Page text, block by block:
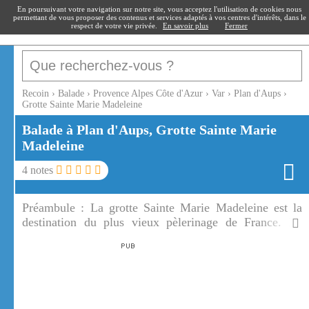
recoin.fr
Recoin › Balade › Provence Alpes Côte d'Azur › Var › Plan d'Aups ›
Grotte Sainte Marie Madeleine
Balade à Plan d'Aups, Grotte Sainte Marie
Madeleine
4 notes
Préambule : La grotte Sainte Marie Madeleine est la
destination du plus vieux pèlerinage de France. La
falaise de calcaire juste au dessus de la forêt.
En poursuivant votre navigation sur notre site, vous acceptez l'utilisation de cookies nous
permettant de vous proposer des contenus et services adaptés à vos centres d'intérêts, dans le
respect de votre vie privée.
En savoir plus Fermer